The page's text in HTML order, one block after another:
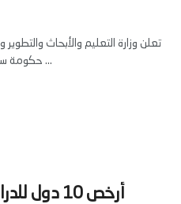
تعلن وزارة التعليم والأبحاث
حكومة سلوفاكيا لعام 2026، وهي فرصة ممولة بالكامل ...